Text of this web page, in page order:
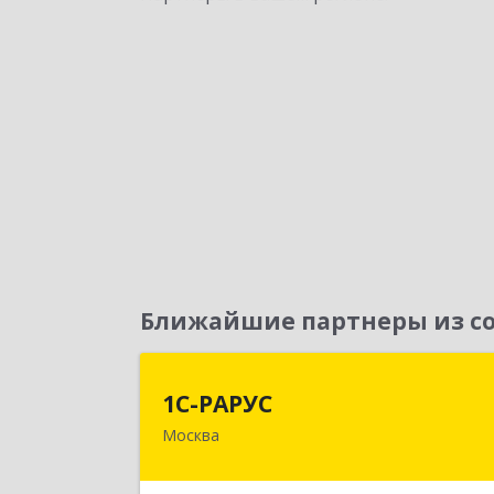
Ближайшие партнеры из
1С-РАРУС
Москва127434, Москва г, Дмитровское ш,